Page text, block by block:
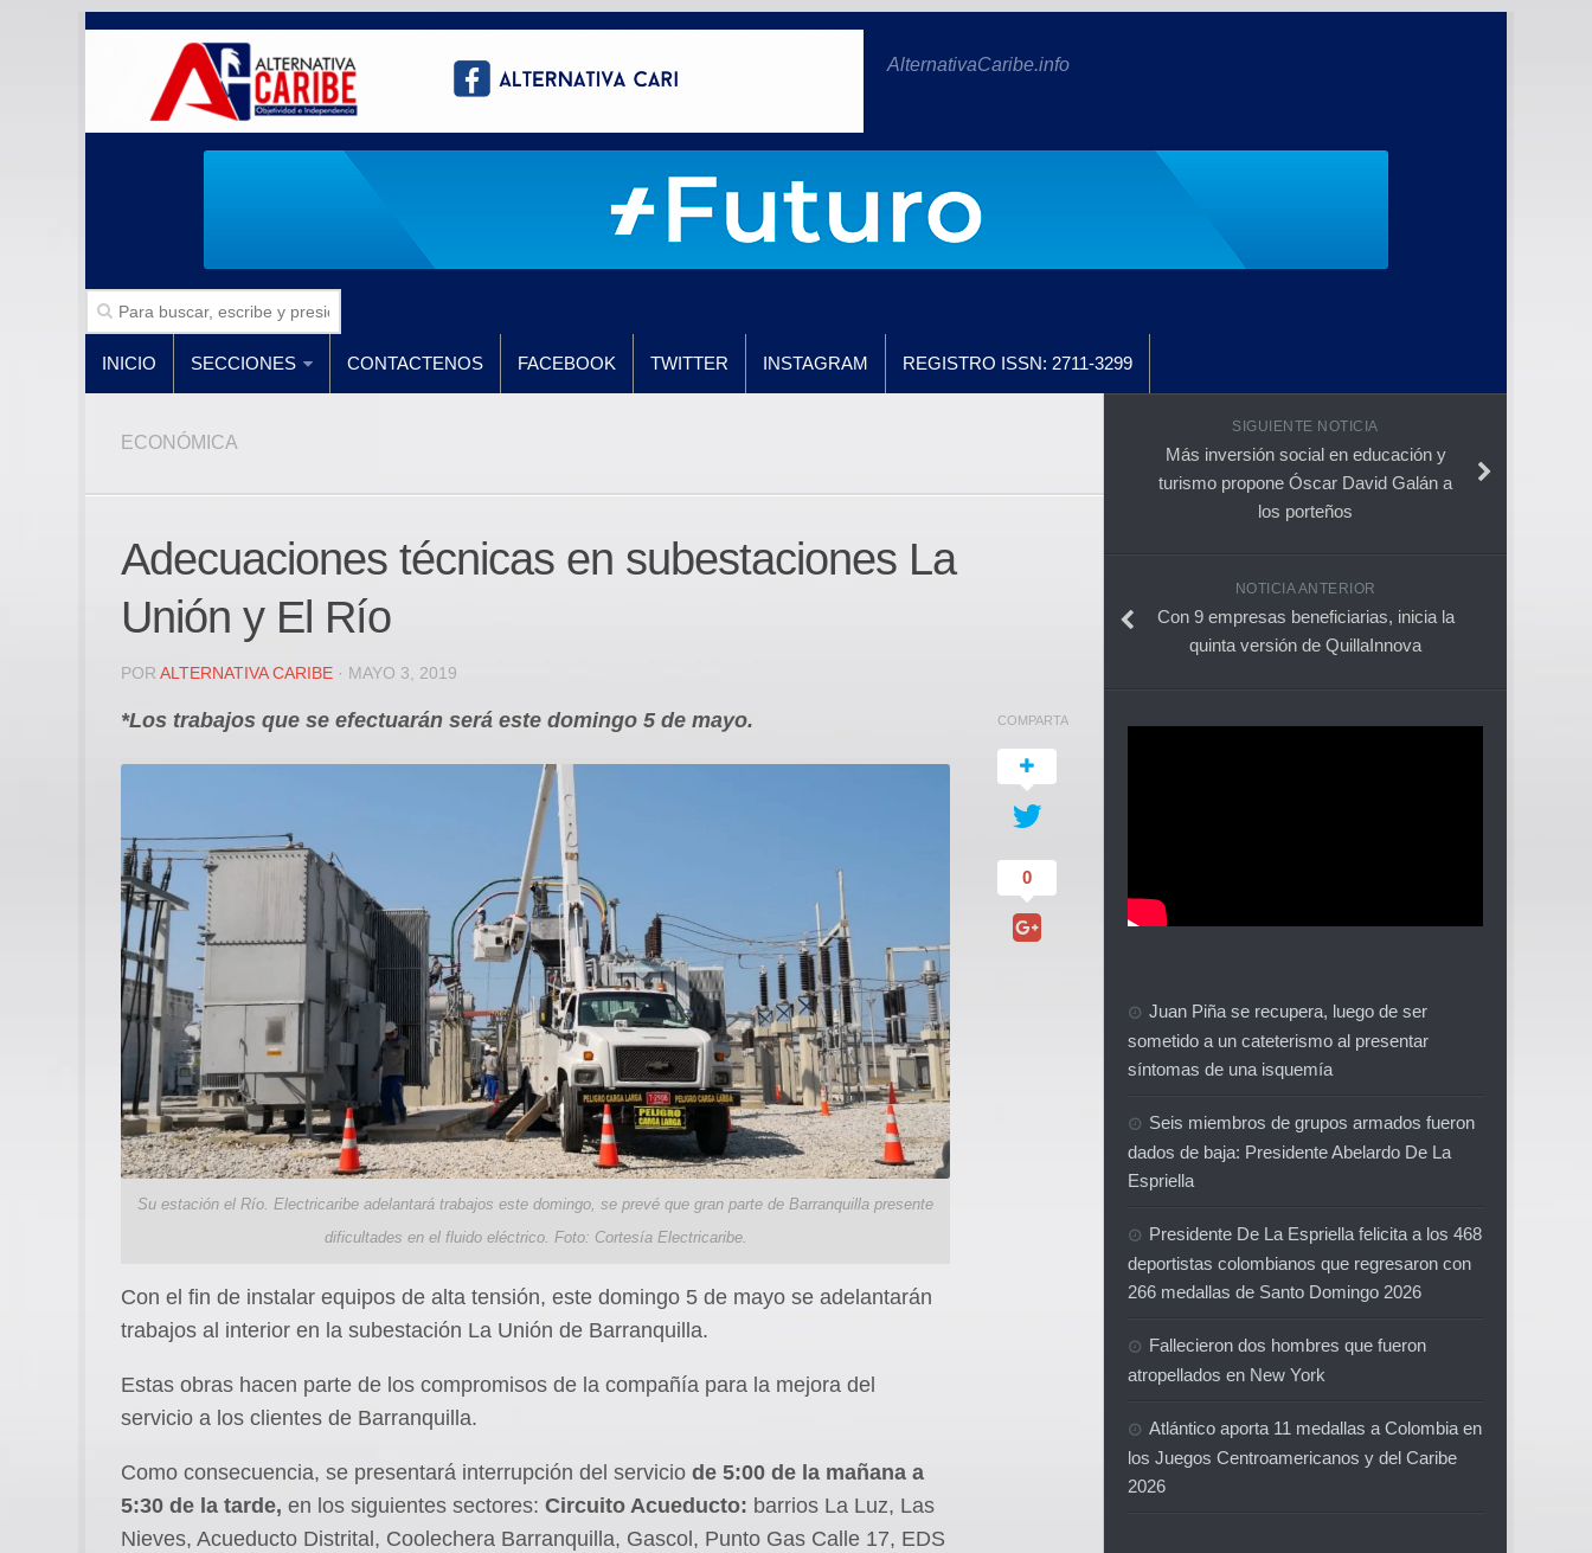
AlternativaCaribe.info
INICIO SECCIONES CONTACTENOS FACEBOOK TWITTER INSTAGRAM REGISTRO ISSN: 2711-3299
ECONÓMICA
Adecuaciones técnicas en subestaciones La
Unión y El Río
POR ALTERNATIVA CARIBE · MAYO 3, 2019
*Los trabajos que se efectuarán será este domingo 5 de mayo.
Su estación el Río. Electricaribe adelantará trabajos este domingo, se prevé que gran parte de Barranquilla presente
dificultades en el fluido eléctrico. Foto: Cortesía Electricaribe.
Con el fin de instalar equipos de alta tensión, este domingo 5 de mayo se adelantarán
trabajos al interior en la subestación La Unión de Barranquilla.
Estas obras hacen parte de los compromisos de la compañía para la mejora del
servicio a los clientes de Barranquilla.
Como consecuencia, se presentará interrupción del servicio de 5:00 de la mañana a
5:30 de la tarde, en los siguientes sectores: Circuito Acueducto: barrios La Luz, Las
Nieves, Acueducto Distrital, Coolechera Barranquilla, Gascol, Punto Gas Calle 17, EDS
COMPARTA
0
SIGUIENTE NOTICIA
Más inversión social en educación y
turismo propone Óscar David Galán a
los porteños
NOTICIA ANTERIOR
Con 9 empresas beneficiarias, inicia la
quinta versión de QuillaInnova
Juan Piña se recupera, luego de ser
sometido a un cateterismo al presentar
síntomas de una isquemía
Seis miembros de grupos armados fueron
dados de baja: Presidente Abelardo De La
Espriella
Presidente De La Espriella felicita a los 468
deportistas colombianos que regresaron con
266 medallas de Santo Domingo 2026
Fallecieron dos hombres que fueron
atropellados en New York
Atlántico aporta 11 medallas a Colombia en
los Juegos Centroamericanos y del Caribe
2026